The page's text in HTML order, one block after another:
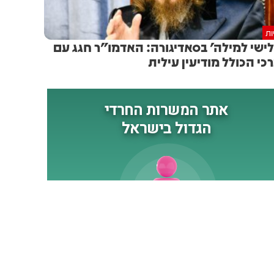
למילה' בסאדיגורה: האדמו"ר חגג עם
הכולל מודיעין עילית